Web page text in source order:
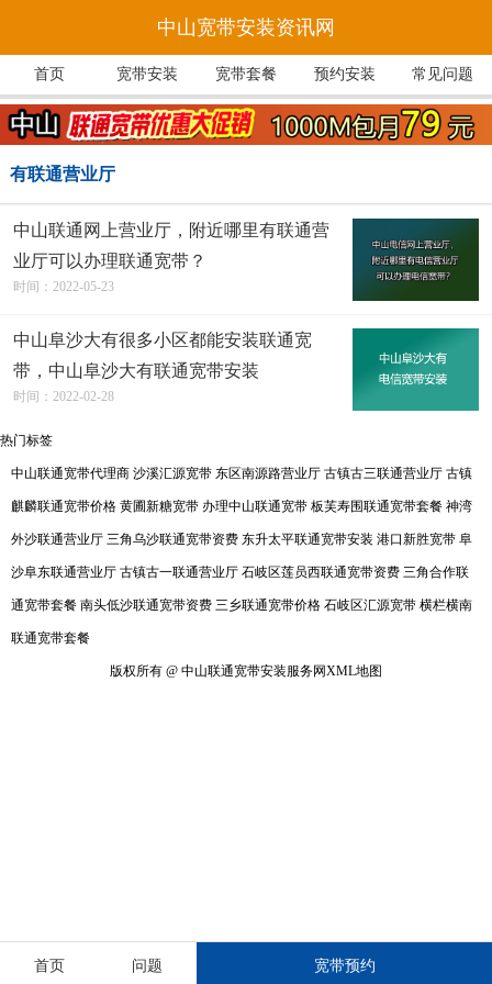
中山宽带安装资讯网
首页 宽带安装 宽带套餐 预约安装 常见问题
有联通营业厅
中山联通网上营业厅，附近哪里有联通营
业厅可以办理联通宽带？
时间：2022-05-23
中山阜沙大有很多小区都能安装联通宽
带，中山阜沙大有联通宽带安装
时间：2022-02-28
热门标签
中山联通宽带代理商 沙溪汇源宽带 东区南源路营业厅 古镇古三联通营业厅 古镇
麒麟联通宽带价格 黄圃新糖宽带 办理中山联通宽带 板芙寿围联通宽带套餐 神湾
外沙联通营业厅 三角乌沙联通宽带资费 东升太平联通宽带安装 港口新胜宽带 阜
沙阜东联通营业厅 古镇古一联通营业厅 石岐区莲员西联通宽带资费 三角合作联
通宽带套餐 南头低沙联通宽带资费 三乡联通宽带价格 石岐区汇源宽带 横栏横南
联通宽带套餐
版权所有 @ 中山联通宽带安装服务网XML地图
首页 问题 宽带预约